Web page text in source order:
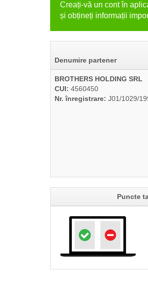
Creați-vă un cont în
și obțineți informații
Denumire partener
BROTHERS HOLDING SRL
CUI: 4560450
Nr. înregistrare: J01/1029/
Puncte